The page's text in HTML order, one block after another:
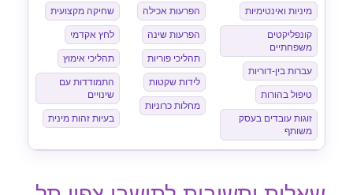
מיניות ואינטימיות
קונפליקטים
משפחתיים
עברות בין-דוריות
טיפול בהורות
זוגות עובדים בעסק
משותף
הפרעות אכילה
הפרעות שינה
תהליכי פוריות
לידות שקטות
מחלות כרוניות
שחיקה מקצועית
לחץ אקדמי
תהליכי אימוץ
התמודדות עם
שינויים
בעיות זהות מינית